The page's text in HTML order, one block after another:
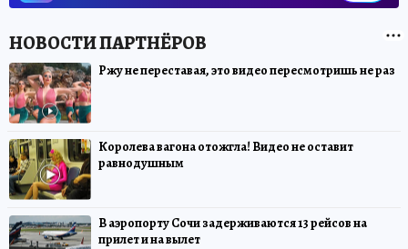
Ржу не переставая, это видео пересмотришь не раз
Королева вагона отожгла! Видео не оставит
равнодушным
В аэропорту Сочи задерживаются 13 рейсов на
прилет и на вылет